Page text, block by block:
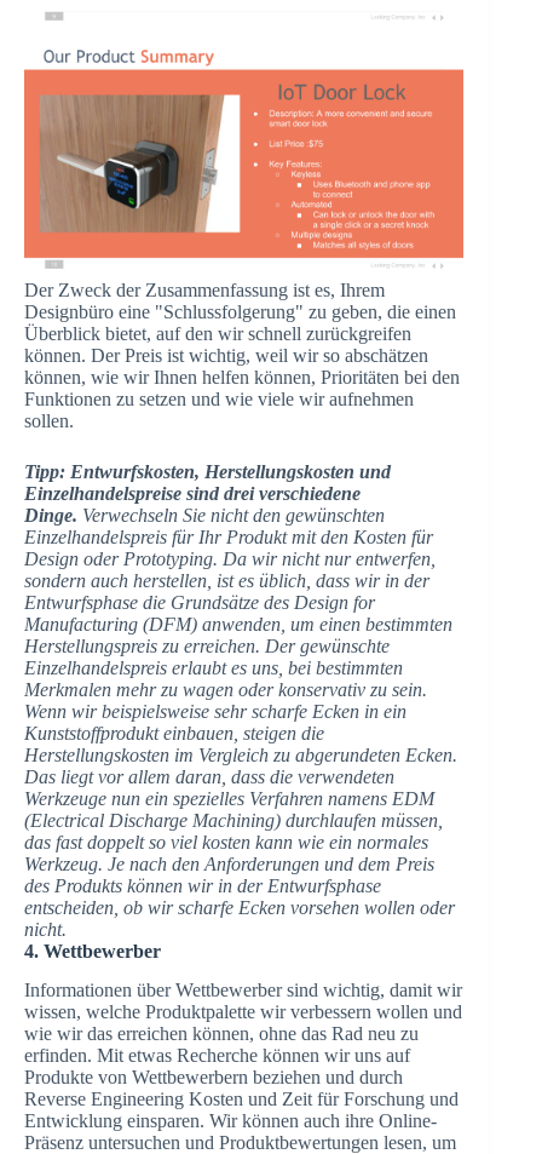
Der Zweck der Zusammenfassung ist es, Ihrem
Designbüro eine "Schlussfolgerung" zu geben, die einen
Überblick bietet, auf den wir schnell zurückgreifen
können. Der Preis ist wichtig, weil wir so abschätzen
können, wie wir Ihnen helfen können, Prioritäten bei den
Funktionen zu setzen und wie viele wir aufnehmen
sollen.
Tipp: Entwurfskosten, Herstellungskosten und
Einzelhandelspreise sind drei verschiedene
Dinge. Verwechseln Sie nicht den gewünschten
Einzelhandelspreis für Ihr Produkt mit den Kosten für
Design oder Prototyping. Da wir nicht nur entwerfen,
sondern auch herstellen, ist es üblich, dass wir in der
Entwurfsphase die Grundsätze des Design for
Manufacturing (DFM) anwenden, um einen bestimmten
Herstellungspreis zu erreichen. Der gewünschte
Einzelhandelspreis erlaubt es uns, bei bestimmten
Merkmalen mehr zu wagen oder konservativ zu sein.
Wenn wir beispielsweise sehr scharfe Ecken in ein
Kunststoffprodukt einbauen, steigen die
Herstellungskosten im Vergleich zu abgerundeten Ecken.
Das liegt vor allem daran, dass die verwendeten
Werkzeuge nun ein spezielles Verfahren namens EDM
(Electrical Discharge Machining) durchlaufen müssen,
das fast doppelt so viel kosten kann wie ein normales
Werkzeug. Je nach den Anforderungen und dem Preis
des Produkts können wir in der Entwurfsphase
entscheiden, ob wir scharfe Ecken vorsehen wollen oder
nicht.
4. Wettbewerber
Informationen über Wettbewerber sind wichtig, damit wir
wissen, welche Produktpalette wir verbessern wollen und
wie wir das erreichen können, ohne das Rad neu zu
erfinden. Mit etwas Recherche können wir uns auf
Produkte von Wettbewerbern beziehen und durch
Reverse Engineering Kosten und Zeit für Forschung und
Entwicklung einsparen. Wir können auch ihre Online-
Präsenz untersuchen und Produktbewertungen lesen, um